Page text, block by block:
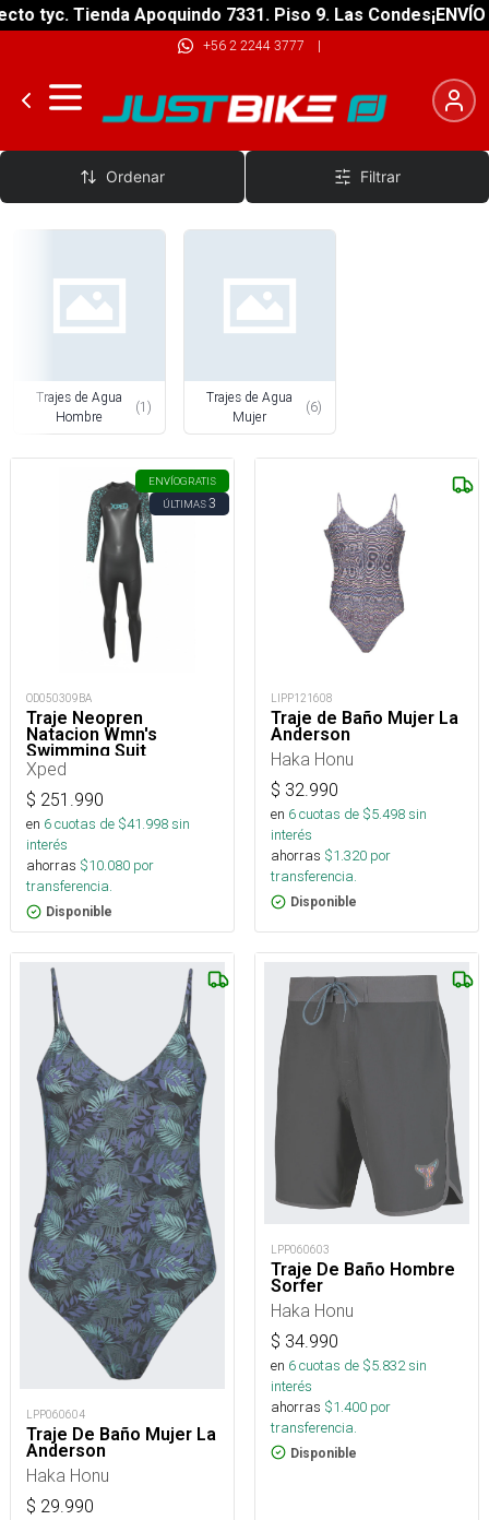
tyc. Tienda Apoquindo 7331. Piso 9. Las Condes¡ENVÍO
+56 2 2244 3777 |
Trajes de Agua
Ordenar Filtrar
Trajes de Agua
Hombre
(1 )
Trajes de Agua
Mujer
(6)
ENVÍOGRATIS
ÚLTIMAS3
OD050309BA
Traje Neopren
Natacion Wmn's
Swimming Suit
Xped
$ 251.990
en 6cuotas de $41.998sin
interés
ahorras $10.080 por
transferencia.
Disponible
LIPP121608
Traje de Baño Mujer La
Anderson
Haka Honu
$ 32.990
en 6cuotas de $5.498sin
interés
ahorras $1.320 por
transferencia.
Disponible
LPP060604
Traje De Baño Mujer La
Anderson
Haka Honu
$ 29.990
LPP060603
Traje De Baño Hombre
Sorfer
Haka Honu
$ 34.990
en 6cuotas de $5.832sin
interés
ahorras $1.400 por
transferencia.
Disponible